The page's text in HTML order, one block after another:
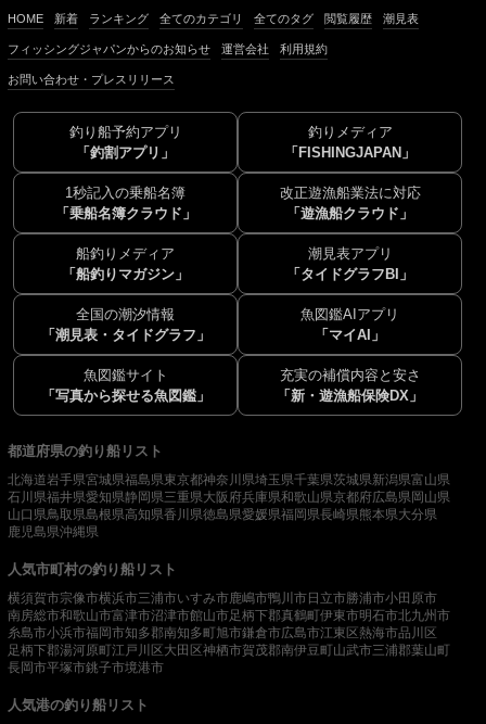
HOME 新着 ランキング 全てのカテゴリ 全てのタグ 閲覧履歴 潮見表
フィッシングジャパンからのお知らせ 運営会社 利用規約
お問い合わせ・プレスリリース
釣り船予約アプリ
「釣割アプリ」
釣りメディア
「FISHINGJAPAN」
1秒記入の乗船名簿
「乗船名簿クラウド」
改正遊漁船業法に対応
「遊漁船クラウド」
船釣りメディア
「船釣りマガジン」
潮見表アプリ
「タイドグラフBI」
全国の潮汐情報
「潮見表・タイドグラフ」
魚図鑑AIアプリ
「マイAI」
魚図鑑サイト
「写真から探せる魚図鑑」
充実の補償内容と安さ
「新・遊漁船保険DX」
都道府県の釣り船リスト
北海道岩手県宮城県福島県東京都神奈川県埼玉県千葉県茨城県新潟県富山県
石川県福井県愛知県静岡県三重県大阪府兵庫県和歌山県京都府広島県岡山県
山口県鳥取県島根県高知県香川県徳島県愛媛県福岡県長崎県熊本県大分県
鹿児島県沖縄県
人気市町村の釣り船リスト
横須賀市宗像市横浜市三浦市いすみ市鹿嶋市鴨川市日立市勝浦市小田原市
南房総市和歌山市富津市沼津市館山市足柄下郡真鶴町伊東市明石市北九州市
糸島市小浜市福岡市知多郡南知多町旭市鎌倉市広島市江東区熱海市品川区
足柄下郡湯河原町江戸川区大田区神栖市賀茂郡南伊豆町山武市三浦郡葉山町
長岡市平塚市銚子市境港市
人気港の釣り船リスト